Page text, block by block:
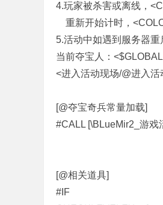
4.玩家被杀害或离线，
重新开始计时，
5.活动中如遇到服务器
当前夺宝人：
<进入活动现场/@进入活
[@夺宝奇兵常量加载]
#CALL [\BLueMir2_游戏
[@相关道具]
#IF